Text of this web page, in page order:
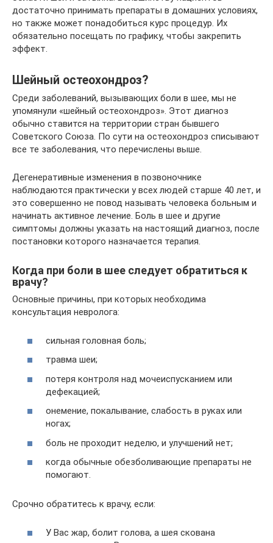
достаточно принимать препараты в домашних условиях,
но также может понадобиться курс процедур. Их
обязательно посещать по графику, чтобы закрепить
эффект.
Шейный остеохондроз?
Среди заболеваний, вызывающих боли в шее, мы не
упомянули «шейный остеохондроз». Этот диагноз
обычно ставится на территории стран бывшего
Советского Союза. По сути на остеохондроз списывают
все те заболевания, что перечислены выше.
Дегенеративные изменения в позвоночнике
наблюдаются практически у всех людей старше 40 лет, и
это совершенно не повод называть человека больным и
начинать активное лечение. Боль в шее и другие
симптомы должны указать на настоящий диагноз, после
постановки которого назначается терапия.
Когда при боли в шее следует обратиться к
врачу?
Основные причины, при которых необходима
консультация невролога:
сильная головная боль;
травма шеи;
потеря контроля над мочеиспусканием или
дефекацией;
онемение, покалывание, слабость в руках или
ногах;
боль не проходит неделю, и улучшений нет;
когда обычные обезболивающие препараты не
помогают.
Срочно обратитесь к врачу, если:
У Вас жар, болит голова, а шея скована